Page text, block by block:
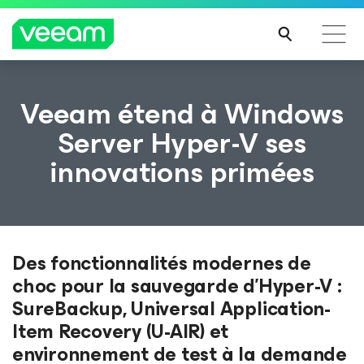
Recommandations de Veeam pour les clients
impactés par la mise à jour de CrowdStrike
Veeam étend à Windows
Server Hyper-V ses
innovations primées
Des fonctionnalités modernes de
choc pour la sauvegarde d’Hyper-V :
SureBackup, Universal Application-
Item Recovery (U-AIR) et
environnement de test à la demande